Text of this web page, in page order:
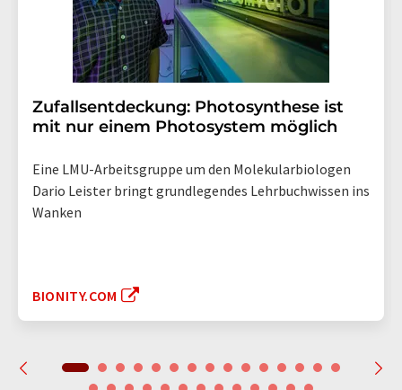
Zufallsentdeckung: Photosynthese ist
mit nur einem Photosystem möglich
Eine LMU-Arbeitsgruppe um den Molekularbiologen
Dario Leister bringt grundlegendes Lehrbuchwissen ins
Wanken
BIONITY.COM